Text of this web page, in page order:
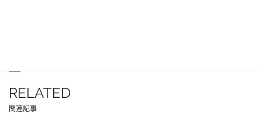
RELATED
関連記事